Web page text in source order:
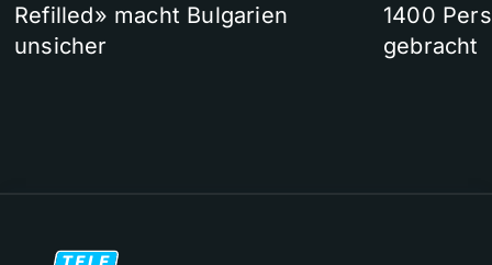
Refilled» macht Bulgarien
unsicher
1400
gebracht